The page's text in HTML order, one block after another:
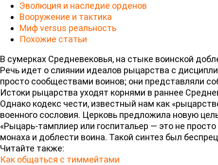
Эволюция и наследие орденов
Вооружение и тактика
Миф versus реальность
Похожие статьи
В сумерках Средневековья, на стыке воинской
Речь идет о слиянии идеалов рыцарства с
просто сообществами воинов; они представляли
Истоки рыцарства уходят корнями в раннее
Однако кодекс чести, известный нам как
военного сословия. Церковь предложила новую
«Рыцарь-тамплиер или госпитальер — это не
монаха и доблести воина. Такой синтез был
Читайте также:
Как общаться с тиммейтами